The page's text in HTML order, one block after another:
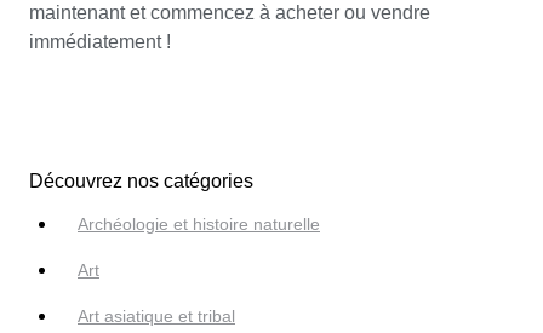
maintenant et commencez à acheter ou vendre
immédiatement !
Découvrez nos catégories
Archéologie et histoire naturelle
Art
Art asiatique et tribal